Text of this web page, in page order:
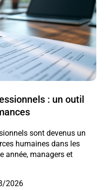
: un outil
sont devenus un
humaines dans les
année, managers et
2026